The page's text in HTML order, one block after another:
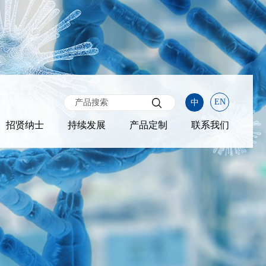
EN
中
招贤纳士 持续发展 产品定制 联系我们